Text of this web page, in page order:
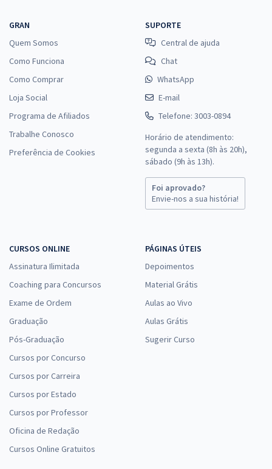
GRAN
Quem Somos
Como Funciona
Como Comprar
Loja Social
Programa de Afiliados
Trabalhe Conosco
Preferência de Cookies
SUPORTE
Central de ajuda
Chat
WhatsApp
E-mail
Telefone: 3003-0894
Horário de atendimento:
segunda a sexta (8h às 20h),
sábado (9h às 13h).
Foi aprovado?
Envie-nos a sua história!
CURSOS ONLINE
Assinatura Ilimitada
Coaching para Concursos
Exame de Ordem
Graduação
Pós-Graduação
Cursos por Concurso
Cursos por Carreira
Cursos por Estado
Cursos por Professor
Oficina de Redação
Cursos Online Gratuitos
PÁGINAS ÚTEIS
Depoimentos
Material Grátis
Aulas ao Vivo
Aulas Grátis
Sugerir Curso